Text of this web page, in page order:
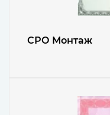
СРО Монтаж